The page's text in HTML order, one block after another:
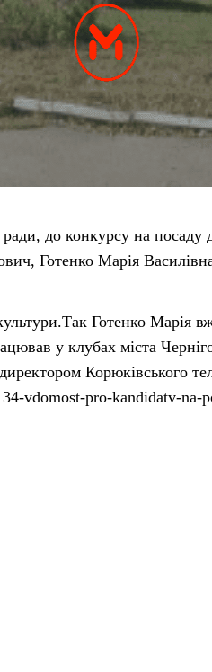
ради, до конкурсу на
Готенко Марія
Готенко Марія
у клубах міста
Корюківського
vdomost-pro-kandidatv-